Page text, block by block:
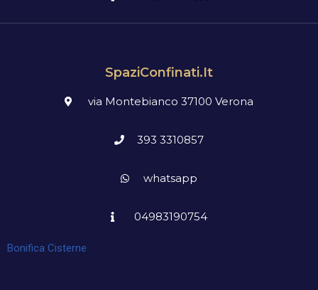
SpaziConfinati.it
via Montebianco 37100 Verona
393 3310857
whatsapp
04983190754
Bonifica Cisterne